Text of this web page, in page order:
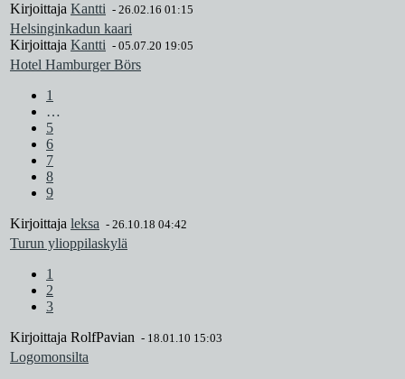
Kirjoittaja Kantti - 26.02.16 01:15
Helsinginkadun kaari
Kirjoittaja Kantti - 05.07.20 19:05
Hotel Hamburger Börs
1
…
5
6
7
8
9
Kirjoittaja leksa - 26.10.18 04:42
Turun ylioppilaskylä
1
2
3
Kirjoittaja RolfPavian - 18.01.10 15:03
Logomonsilta